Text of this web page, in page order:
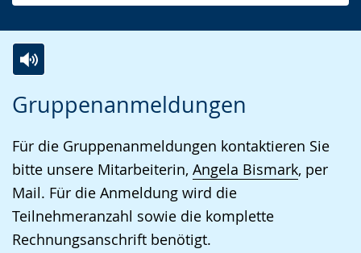
Gruppenanmeldungen
Für die Gruppenanmeldungen kontaktieren Sie
bitte unsere Mitarbeiterin, Angela Bismark, per
Mail. Für die Anmeldung wird die
Teilnehmeranzahl sowie die komplette
Rechnungsanschrift benötigt.
Leichten
wechseln.
Audio-
Video
Deutscher
Gebärdensprache
wird
angezeigt.